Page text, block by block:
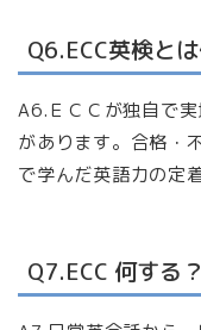
Q6.ECC英検と
A6.ＥＣＣが独自で
があります。合格・
で学んだ英語力の定
Q7.ECC 何する？